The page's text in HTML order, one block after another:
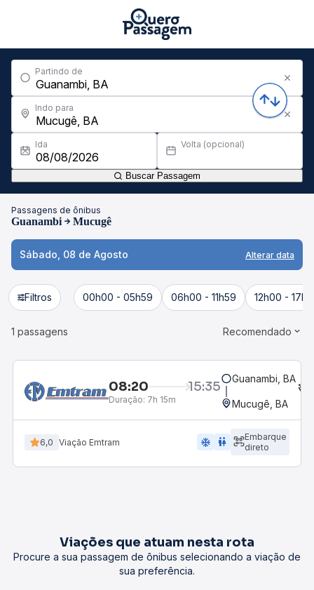
Partindo de
Indo para
Ida Volta (opcional)
Buscar Passagem
Passagens de ônibus
Guanambi Mucugê
Sábado, 08 de Agosto Alterar data
Filtros 00h00 - 05h59 06h00 - 11h59 12h00 -
1 passagens Recomendado
08:20 15:35
Duração: 7h 15m
Guanambi, BA
Mucugê, BA
6,0 Viação Emtram ac_unit wc
Embarque
direto
Viações que atuam nesta rota
Procure a sua passagem de ônibus selecionando a viação de
sua preferência.